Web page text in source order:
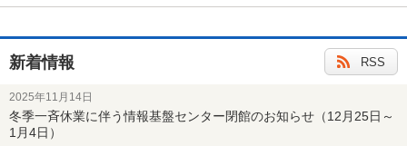
新着情報 RSS
2025年11月14日
冬季一斉休業に伴う情報基盤センター閉館のお知らせ（12月25日～
1月4日）